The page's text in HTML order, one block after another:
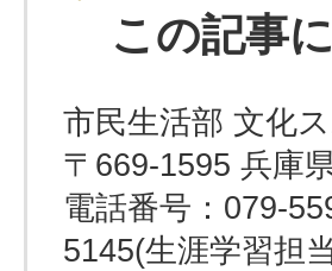
この記事
市民生活部 文化
〒669-1595 兵庫
電話番号：079-
5145(生涯学習担